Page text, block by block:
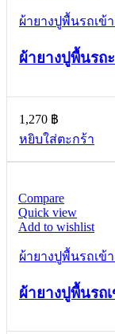
ผ้ายางปูพื้นรถเข้
ผ้ายางปูพื้นรถ
1,270 ฿
หยิบใส่ตะกร้า
Compare
Quick view
Add to wishlist
ผ้ายางปูพื้นรถเข้
ผ้ายางปูพื้นรถ